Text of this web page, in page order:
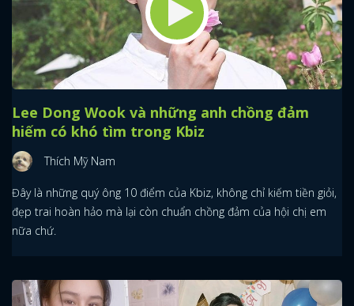
Lee Dong Wook và những anh chồng đảm
hiếm có khó tìm trong Kbiz
Thích Mỹ Nam
Đây là những quý ông 10 điểm của Kbiz, không chỉ kiếm tiền giỏi,
đẹp trai hoàn hảo mà lại còn chuẩn chồng đảm của hội chị em
nữa chứ.